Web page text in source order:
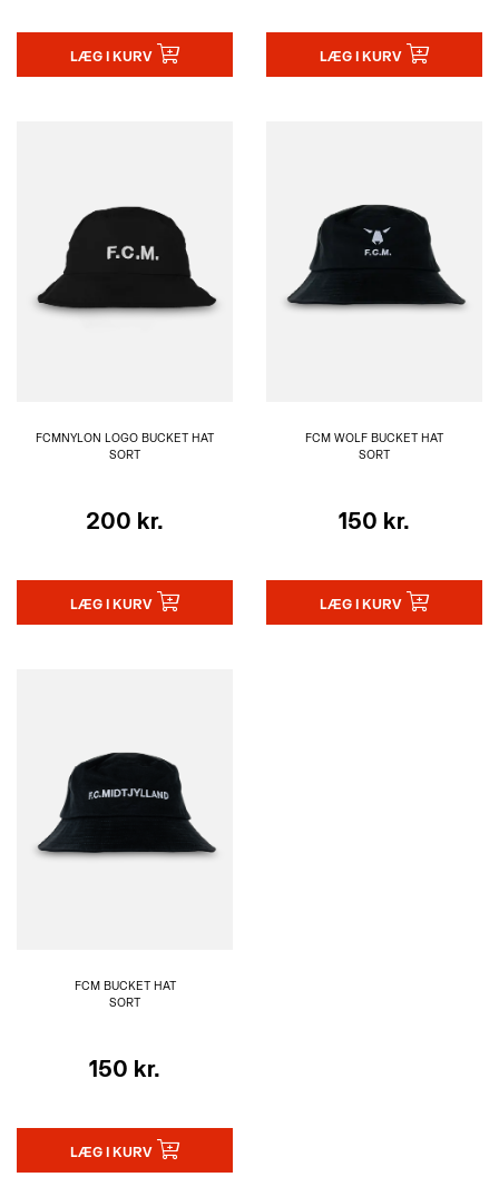
LÆG I KURV LÆG I KURV
FCMNYLON LOGO BUCKET HAT
SORT
200 kr.
LÆG I KURV
FCM WOLF BUCKET HAT
SORT
150 kr.
LÆG I KURV
FCM BUCKET HAT
SORT
150 kr.
LÆG I KURV